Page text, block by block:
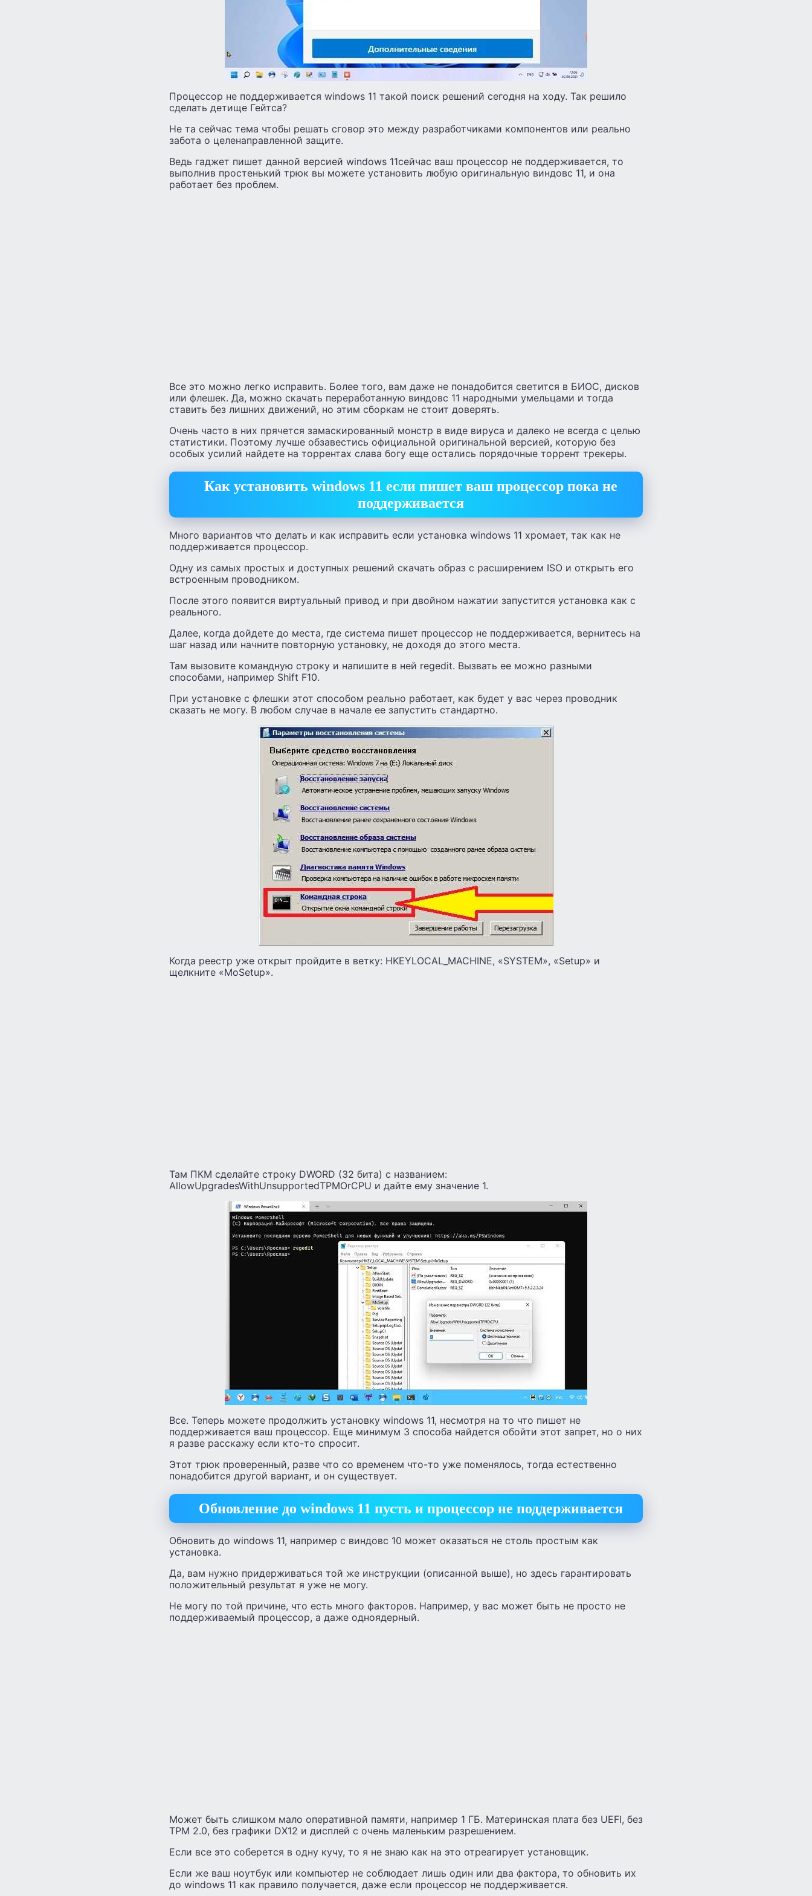
Процессор не поддерживается windows 11 такой поиск решений сегодня на ходу. Так решило
сделать детище Гейтса?
Не та сейчас тема чтобы решать сговор это между разработчиками компонентов или реально
забота о целенаправленной защите.
Ведь гаджет пишет данной версией windows 11сейчас ваш процессор не поддерживается, то
выполнив простенький трюк вы можете установить любую оригинальную виндовс 11, и она
работает без проблем.
Все это можно легко исправить. Более того, вам даже не понадобится светится в БИОС, дисков
или флешек. Да, можно скачать переработанную виндовс 11 народными умельцами и тогда
ставить без лишних движений, но этим сборкам не стоит доверять.
Очень часто в них прячется замаскированный монстр в виде вируса и далеко не всегда с целью
статистики. Поэтому лучше обзавестись официальной оригинальной версией, которую без
особых усилий найдете на торрентах слава богу еще остались порядочные торрент трекеры.
Как установить windows 11 если пишет ваш процессор пока не
поддерживается
Много вариантов что делать и как исправить если установка windows 11 хромает, так как не
поддерживается процессор.
Одну из самых простых и доступных решений скачать образ с расширением ISO и открыть его
встроенным проводником.
После этого появится виртуальный привод и при двойном нажатии запустится установка как с
реального.
Далее, когда дойдете до места, где система пишет процессор не поддерживается, вернитесь на
шаг назад или начните повторную установку, не доходя до этого места.
Там вызовите командную строку и напишите в ней regedit. Вызвать ее можно разными
способами, например Shift F10.
При установке с флешки этот способом реально работает, как будет у вас через проводник
сказать не могу. В любом случае в начале ее запустить стандартно.
Когда реестр уже открыт пройдите в ветку: HKEYLOCAL_MACHINE, «SYSTEM», «Setup» и
щелкните «MoSetup».
Там ПКМ сделайте строку DWORD (32 бита) с названием:
AllowUpgradesWithUnsupportedTPMOrCPU и дайте ему значение 1.
Все. Теперь можете продолжить установку windows 11, несмотря на то что пишет не
поддерживается ваш процессор. Еще минимум 3 способа найдется обойти этот запрет, но о них
я разве расскажу если кто-то спросит.
Этот трюк проверенный, разве что со временем что-то уже поменялось, тогда естественно
понадобится другой вариант, и он существует.
Обновление до windows 11 пусть и процессор не поддерживается
Обновить до windows 11, например с виндовс 10 может оказаться не столь простым как
установка.
Да, вам нужно придерживаться той же инструкции (описанной выше), но здесь гарантировать
положительный результат я уже не могу.
Не могу по той причине, что есть много факторов. Например, у вас может быть не просто не
поддерживаемый процессор, а даже одноядерный.
Может быть слишком мало оперативной памяти, например 1 ГБ. Материнская плата без UEFI, без
TPM 2.0, без графики DX12 и дисплей с очень маленьким разрешением.
Если все это соберется в одну кучу, то я не знаю как на это отреагирует установщик.
Если же ваш ноутбук или компьютер не соблюдает лишь один или два фактора, то обновить их
до windows 11 как правило получается, даже если процессор не поддерживается.